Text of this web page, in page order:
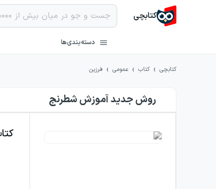
کتابچی
دسته‌بندی‌ها
کتابچی › کتاب › عمومی › فرزین
روش جدید آموزش شطرنج